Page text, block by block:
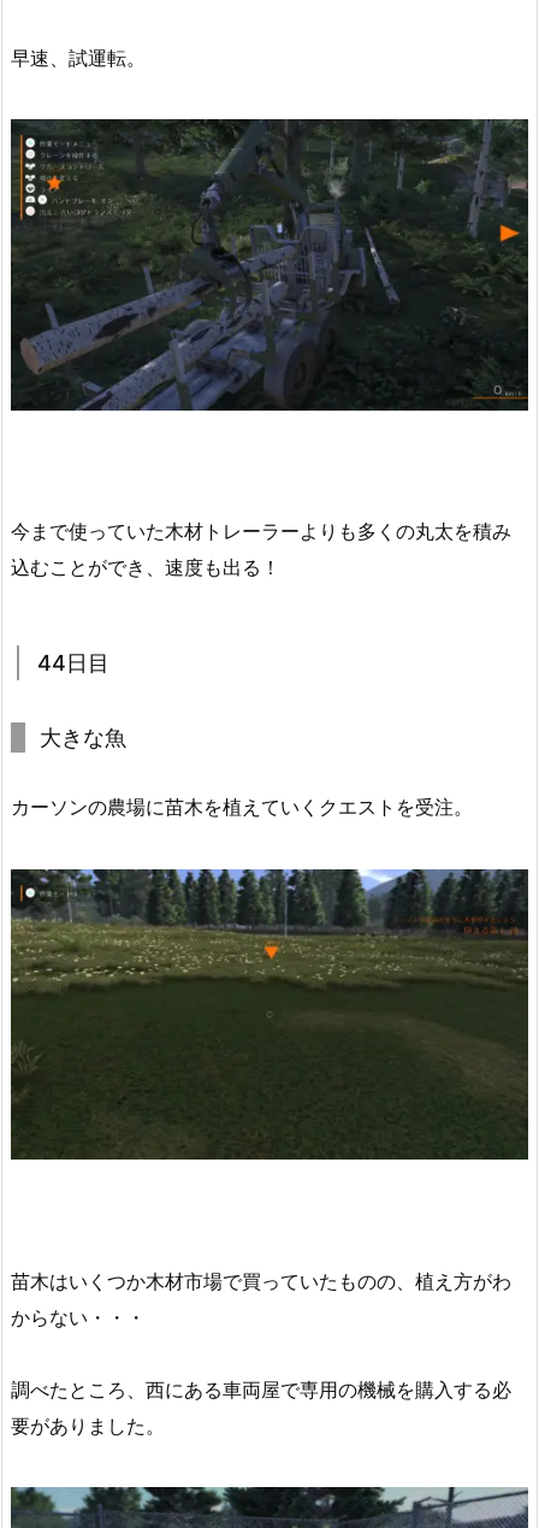
早速、試運転。
今まで使っていた木材トレーラーよりも多くの丸太を積み
込むことができ、速度も出る！
44日目
大きな魚
カーソンの農場に苗木を植えていくクエストを受注。
苗木はいくつか木材市場で買っていたものの、植え方がわ
からない・・・
調べたところ、西にある車両屋で専用の機械を購入する必
要がありました。